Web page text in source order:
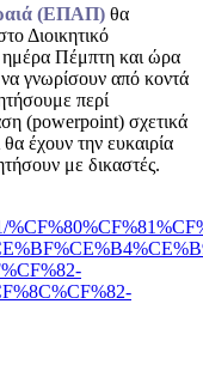
(ΕΠΑΠ) θα
Διοικητικό
ημέρα Πέμπτη και ώρα
γνωρίσουν από κοντά
περί
(powerpoint) σχετικά
θα έχουν την ευκαιρία
με δικαστές.